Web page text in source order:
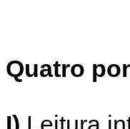
Quatro